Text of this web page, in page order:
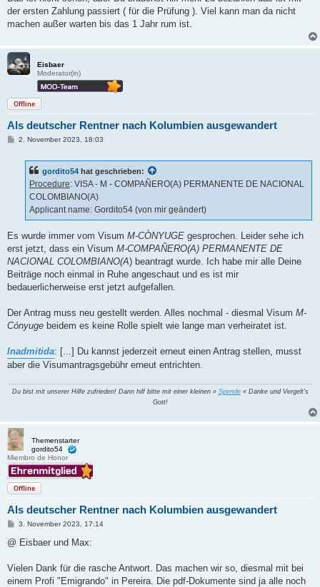
r
a
der ersten Zahlung passiert ( für die Prüfung ). Viel kann man da nicht
machen außer warten bis das 1 Jahr rum ist.
Eisbaer
Moderator(in)
Offline
Als deutscher Rentner nach Kolumbien ausgewandert
B2. November 2023, 18:03
gordito54 hat geschrieben:
Procedure: VISA - M - COMPAÑERO(A) PERMANENTE DE NACIONAL
COLOMBIANO(A)
Applicant name: Gordito54 (von mir geändert)
Es wurde immer vom Visum M-CÒNYUGE gesprochen. Leider sehe ich
erst jetzt, dass ein Visum M-COMPAÑERO(A) PERMANENTE DE
NACIONAL COLOMBIANO(A) beantragt wurde. Ich habe mir alle Deine
Beiträge noch einmal in Ruhe angeschaut und es ist mir
bedauerlicherweise erst jetzt aufgefallen.
Der Antrag muss neu gestellt werden. Alles nochmal - diesmal Visum M-
Cónyuge beidem es keine Rolle spielt wie lange man verheiratet ist.
Inadmitida: [...] Du kannst jederzeit erneut einen Antrag stellen, musst
aber die Visumantragsgebühr erneut entrichten.
Du bist mit unserer Hilfe zufrieden! Dann hilf bitte mit einer kleinen » Spende« Danke und Vergelt's
Gott!
Themenstarter
gordito54
Miembro de Honor
Offline
Als deutscher Rentner nach Kolumbien ausgewandert
B
i
a
3. November 2023, 17:14
@ Eisbaer und Max:
Vielen Dank für die rasche Antwort. Das machen wir so, diesmal mit bei
einem Profi "Emigrando" in Pereira. Die pdf-Dokumente sind ja alle noch